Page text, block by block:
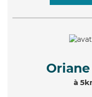
Oriane
à